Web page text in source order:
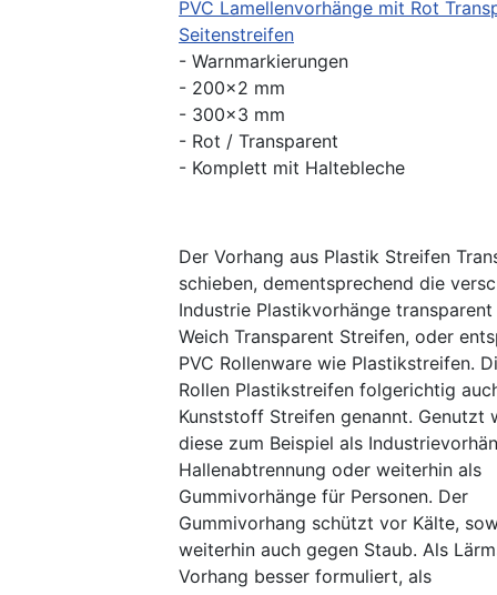
PVC Lamellenvorhänge mit Rot
Seitenstreifen
- Warnmarkierungen
- 200x2 mm
- 300x3 mm
- Rot / Transparent
- Komplett mit Haltebleche
Der Vorhang aus Plastik Streifen
schieben, dementsprechend die
Industrie Plastikvorhänge transparent
Weich Transparent Streifen, oder
PVC Rollenware wie Plastikstreifen.
Rollen Plastikstreifen folgerichtig
Kunststoff Streifen genannt. Genutzt
diese zum Beispiel als
Hallenabtrennung oder weiterhin als
Gummivorhänge für Personen. Der
Gummivorhang schützt vor Kälte,
weiterhin auch gegen Staub. Als
Vorhang besser formuliert, als